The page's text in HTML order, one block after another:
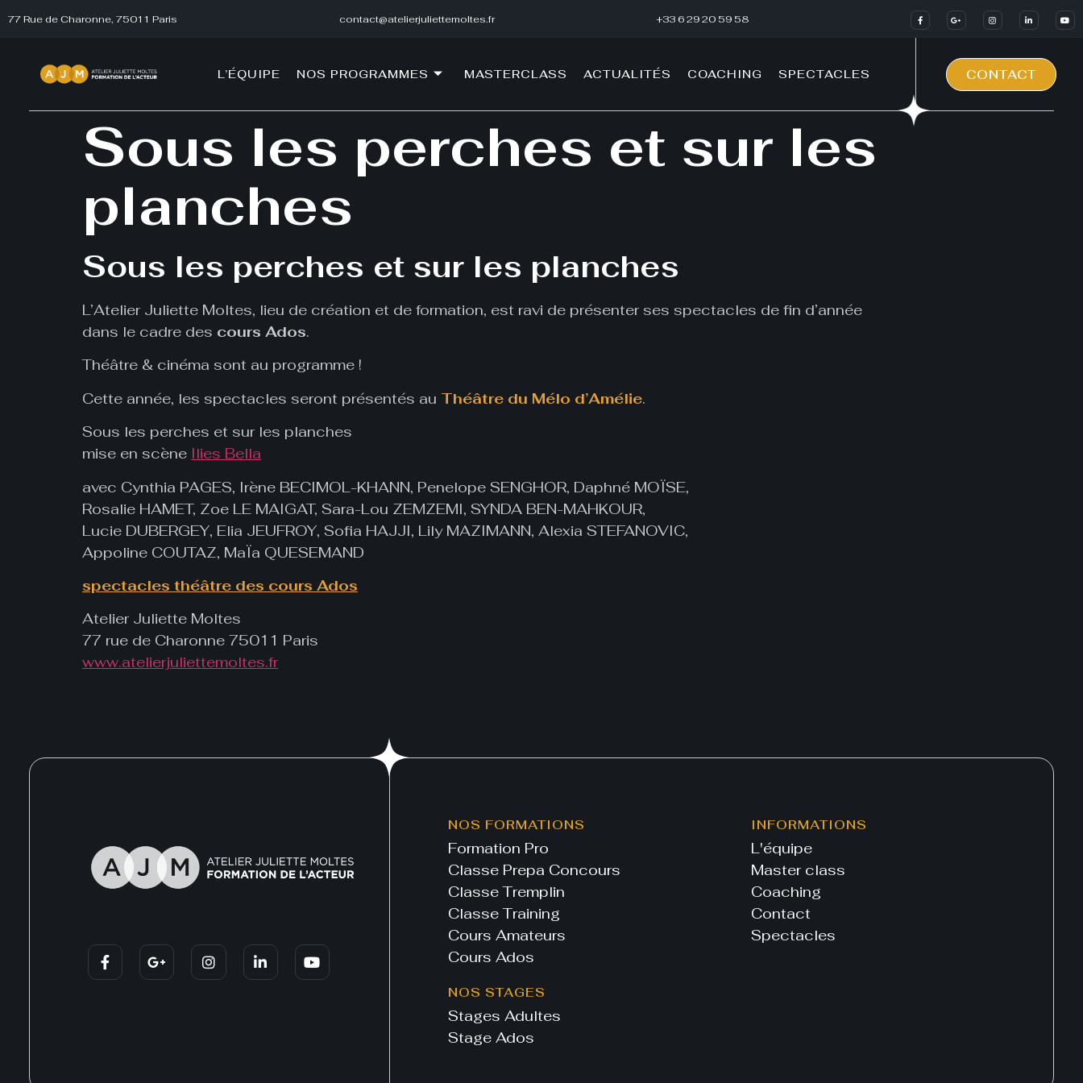
77 Rue de Charonne, 75011 Paris contact@atelierjuliettemoltes.fr +33 6 29 20 59 58
L’ÉQUIPE NOS PROGRAMMES MASTERCLASS ACTUALITÉS COACHING SPECTACLES CONTACT
Sous les perches et sur les
planches
Sous les perches et sur les planches
L’Atelier Juliette Moltes, lieu de création et de formation, est ravi de présenter ses spectacles de fin d’année
dans le cadre des cours Ados.
Théâtre & cinéma sont au programme !
Cette année, les spectacles seront présentés au Théâtre du Mélo d’Amélie.
Sous les perches et sur les planches
mise en scène Ilies Bella
avec Cynthia PAGES, Irène BECIMOL-KHANN, Penelope SENGHOR, Daphné MOÏSE,
Rosalie HAMET, Zoe LE MAIGAT, Sara-Lou ZEMZEMI, SYNDA BEN-MAHKOUR,
Lucie DUBERGEY, Elia JEUFROY, Sofia HAJJI, Lily MAZIMANN, Alexia STEFANOVIC,
Appoline COUTAZ, MaÏa QUESEMAND
spectacles théâtre des cours Ados
Atelier Juliette Moltes
77 rue de Charonne 75011 Paris
www.atelierjuliettemoltes.fr
NOS FORMATIONS
Formation Pro
Classe Prepa Concours
Classe Tremplin
Classe Training
Cours Amateurs
Cours Ados
NOS STAGES
Stages Adultes
Stage Ados
INFORMATIONS
L'équipe
Master class
Coaching
Contact
Spectacles